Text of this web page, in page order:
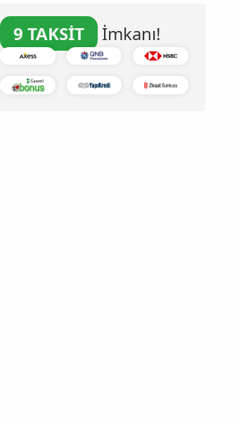
9 TAKSİT İmkanı!